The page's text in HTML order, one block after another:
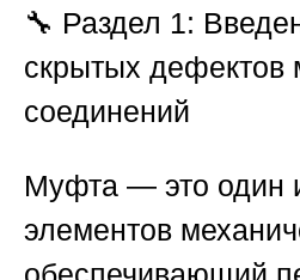
🔧 Раздел 1:
скрытых дефектов
соединений
Муфта — это один
элементов